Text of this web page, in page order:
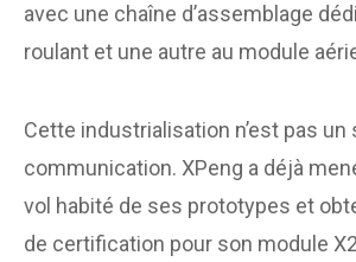
avec une chaîne d’assemblage
roulant et une autre au module
Cette industrialisation n’est pas
communication. XPeng a déjà
vol habité de ses prototypes et
de certification pour son module